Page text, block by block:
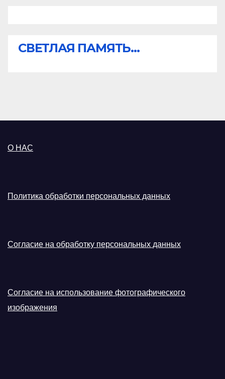
СВЕТЛАЯ ПАМЯТЬ...
О НАС
Политика обработки персональных данных
Согласие на обработку персональных данных
Согласие на использование фотографического
изображения